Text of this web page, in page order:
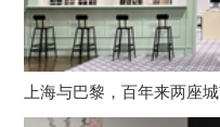
上海与巴黎，百年来两座